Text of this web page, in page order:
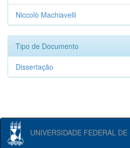
Niccolò Machiavelli
Tipo de Documento
Dissertação
UNIVERSIDADE FEDERAL DE